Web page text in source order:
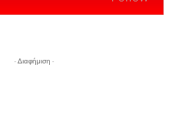
- Διαφήμιση -